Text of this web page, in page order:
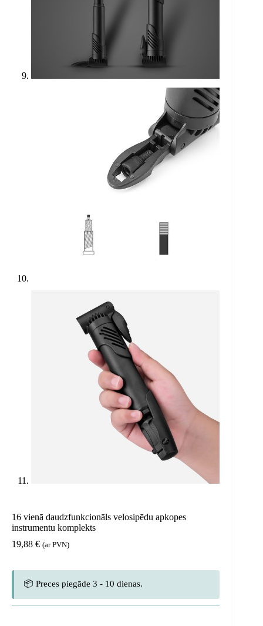
16 vienā daudzfunkcionāls velosipēdu apkopes
instrumentu komplekts
19,88 € (ar PVN)
📦 Preces piegāde 3 - 10 dienas.